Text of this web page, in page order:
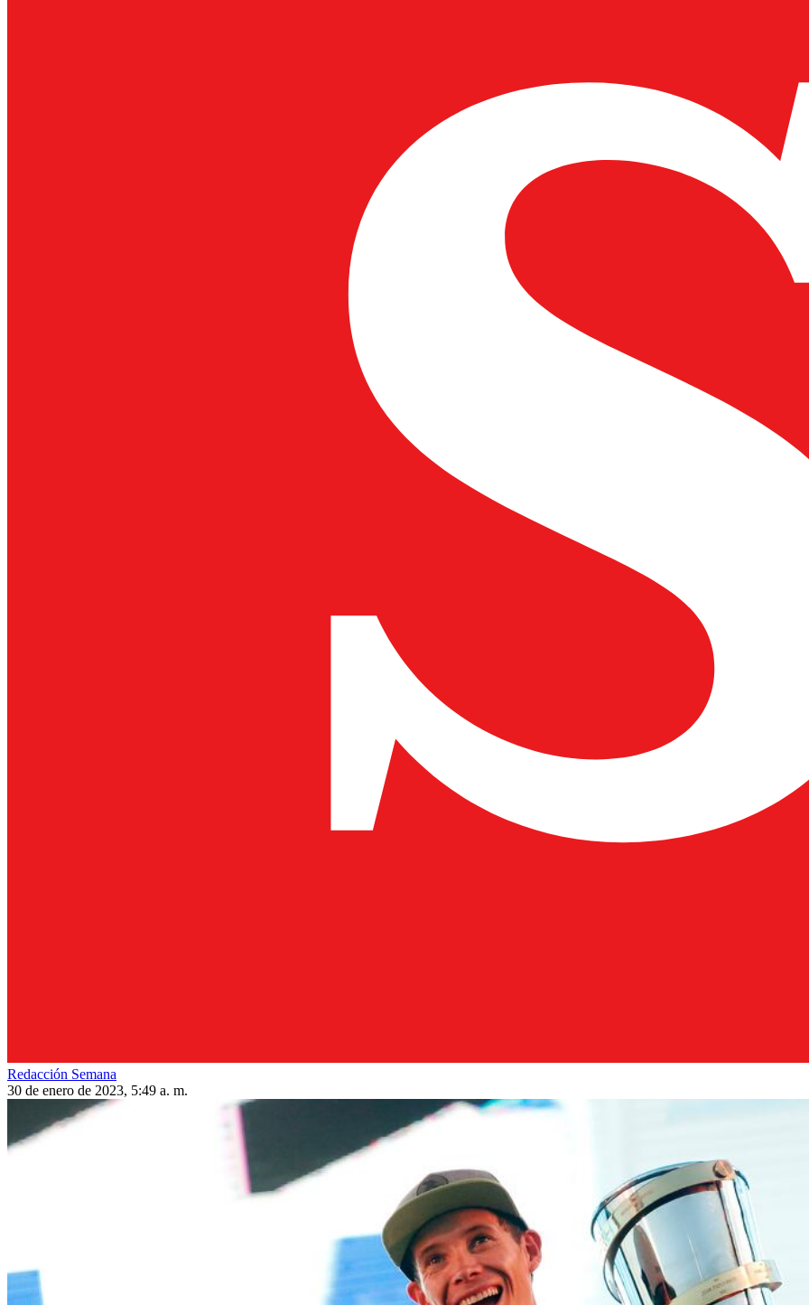
Redacción Semana
30 de enero de 2023, 5:49 a. m.